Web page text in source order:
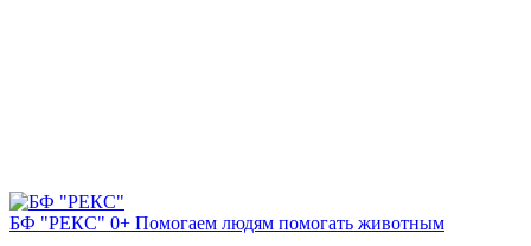
БФ "РЕКС" 0+ Помогаем людям помогать животным